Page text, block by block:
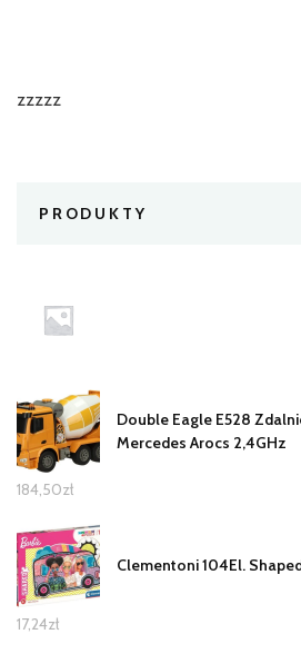
zzzzz
PRODUKTY
Double Eagle E528
Mercedes Arocs 2,4GHz
184,50zł
Clementoni 104El.
17,24zł